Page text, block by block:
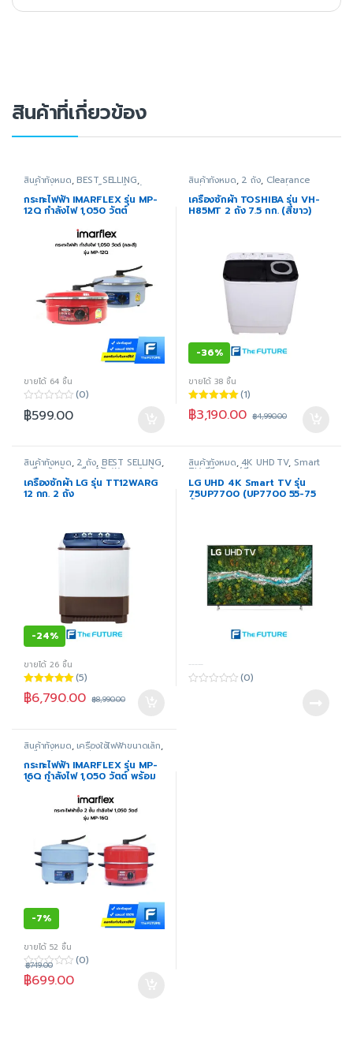
สินค้าที่เกี่ยวข้อง
สินค้าทั้งหมด,BEST SELLING,
เครื่องใช้ไฟฟ้าขนาดเล็ก เครื่องใช้ไฟฟ้า
ในครัว,เตา - กระทะไฟฟ้า
กระทะไฟฟ้า IMARFLEX รุ่น MP-
12Q กำลังไฟ 1,050 วัตต์
ขายได้ 64 ชิ้น
0
o
5
(0)
฿599.00
สินค้าทั้งหมด, 2 ถัง, Clearance
Sale 2022 , Home Appliance
Fair,สินค้าขายดี,เครื่องซักผ้า ,เครื่อง
ใช้ไฟฟ้าภายในบ้าน
เครื่องซักผ้า TOSHIBA รุ่น VH-
H85MT 2 ถัง 7.5 กก. (สีขาว)
-36%
ขายได้ 38 ชิ้น
ให้คะแนน
5.00ตั้งแต่ 1-
(1)
฿3,190.00 ฿4,990.00
สินค้าทั้งหมด, 2 ถัง, BEST SELLING,
เครื่องซักผ้า ,เครื่องใช้ไฟฟ้าภายในบ้าน
เครื่องซักผ้า LG รุ่น TT12WARG
12 กก. 2 ถัง
-24%
ขายได้ 26 ชิ้น
ให้คะแนน
5.00ตั้งแต่ 1-
(5)
฿6,790.00 ฿8,990.00
สินค้าทั้งหมด, 4K UHD TV, Smart
TV, ทีวี ภาพ/เสียง
LG UHD 4K Smart TV รุ่น
75UP7700 (UP7700 55-75
-----
(0)
สินค้าทั้งหมด, เครื่องใช้ไฟฟ้าขนาดเล็ก,
เครื่องใช้ไฟฟ้าในครัว
ไฟฟ้า
กระทะไฟฟ้า IMARFLEX รุ่น MP-
16Q กำลังไฟ 1,050 วัตต์ พร้อม
-7%
ขายได้ 52 ชิ้น
0
o
(0)
฿699.00
฿749.00